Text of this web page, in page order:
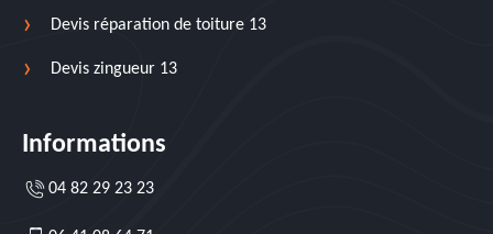
Devis réparation de toiture 13
Devis zingueur 13
Informations
04 82 29 23 23